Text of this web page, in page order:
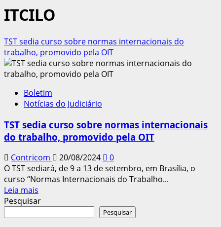
ITCILO
TST sedia curso sobre normas internacionais do
trabalho, promovido pela OIT
Boletim
Notícias do Judiciário
TST sedia curso sobre normas internacionais
do trabalho, promovido pela OIT
Contricom 20/08/2024
0
O TST sediará, de 9 a 13 de setembro, em Brasília, o
curso “Normas Internacionais do Trabalho...
Leia mais
mais
Pesquisar
Pesquisar